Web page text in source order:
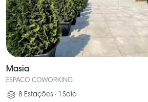
Masia
ESPACO COWORKING
8 Estações • 1 Sala